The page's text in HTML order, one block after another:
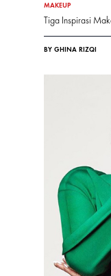
MAKEUP
Tiga Inspirasi
BY GHINA RIZQI